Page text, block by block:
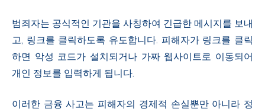
범죄자는 공식적인 기관을 사칭하여 긴급한 메시지를 보내
고, 링크를 클릭하도록 유도합니다. 피해자가 링크를 클릭
하면 악성 코드가 설치되거나 가짜 웹사이트로 이동되어
개인 정보를 입력하게 됩니다.
이러한 금융 사고는 피해자의 경제적 손실뿐만 아니라 정